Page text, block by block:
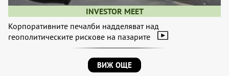
INVESTOR MEET
Корпоративните печалби надделяват над
геополитическите рискове на пазарите
ВИЖ ОЩЕ